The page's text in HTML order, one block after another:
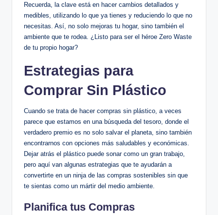
Recuerda, la clave está en hacer cambios detallados y
medibles, utilizando lo que ya tienes y reduciendo lo que no
necesitas. Así, no solo mejoras tu hogar, sino también el
ambiente que te rodea. ¿Listo para ser el héroe Zero Waste
de tu propio hogar?
Estrategias para
Comprar Sin Plástico
Cuando se trata de hacer compras sin plástico, a veces
parece que estamos en una búsqueda del tesoro, donde el
verdadero premio es no solo salvar el planeta, sino también
encontrarnos con opciones más saludables y económicas.
Dejar atrás el plástico puede sonar como un gran trabajo,
pero aquí van algunas estrategias que te ayudarán a
convertirte en un ninja de las compras sostenibles sin que
te sientas como un mártir del medio ambiente.
Planifica tus Compras